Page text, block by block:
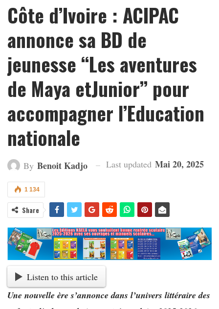
Côte d’Ivoire : ACIPAC
annonce sa BD de
jeunesse ‘‘Les aventures
de Maya etJunior’’ pour
accompagner l’Education
nationale
By Benoit Kadjo Last updated Mai 20, 2025
1 134
Share
Listen to this article
Une nouvelle ère s’annonce dans l’univers littéraire des